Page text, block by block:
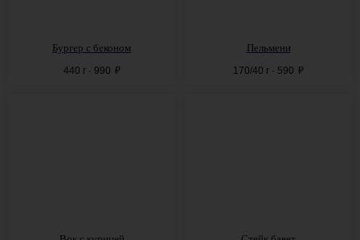
Бургер с беконом
440 г · 990 ₽
Пельмени
170/40 г · 590 ₽